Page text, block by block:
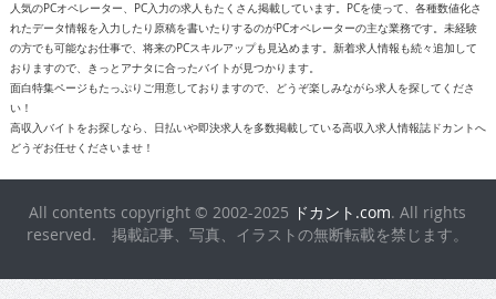
人気のPCオペレーター、PC入力の求人もたくさん掲載しています。PCを使って、各種数値化さ
れたデータ情報を入力したり原稿を書いたりするのがPCオペレーターの主な業務です。未経験
の方でも可能なお仕事で、将来のPCスキルアップも見込めます。新着求人情報も続々追加して
おりますので、きっとアナタに合ったバイトが見つかります。
面白特集ページもたっぷりご用意しておりますので、どうぞ楽しみながら求人を探してくださ
い！
高収入バイトをお探しなら、日払いや即決求人を多数掲載している高収入求人情報誌ドカントへ
どうぞお任せくださいませ！
All contents copyright © 2002-2025 ドカント.com. All rights
reserved. 掲載記事、写真、イラストの無断転載を禁じます。